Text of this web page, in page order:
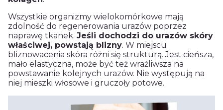
Wszystkie organizmy wielokomórkowe mają
zdolność do regenerowania urazów poprzez
naprawę tkanek. Jeśli dochodzi do urazów skóry
właściwej, powstają blizny. W miejscu
bliznowacenia skóra różni się strukturą. Jest cieńsza,
mało elastyczna, może być też wrażliwsza na
powstawanie kolejnych urazów. Nie występują na
niej mieszki włosowe i gruczoły potowe.